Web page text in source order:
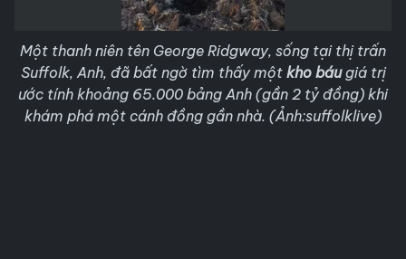
Một thanh niên tên George Ridgway, sống tại thị trấn
Suffolk, Anh, đã bất ngờ tìm thấy một kho báugiá trị
ước tính khoảng 65.000 bảng Anh (gần 2 tỷ đồng) khi
khám phá một cánh đồng gần nhà. (Ảnh:suffolklive)